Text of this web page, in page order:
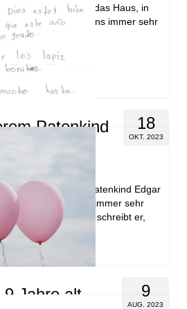
Monica malte uns das Haus, in
wohnt. Wir freuen uns immer sehr
18
OKT. 2023
Patenkind
Brief von unserem Patenkind Edgar
und haben uns wie immer sehr
In seinem Brief schreibt er,
9
AUG. 2023
9 Jahre alt